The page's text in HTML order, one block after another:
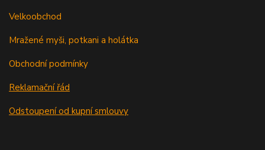
Velkoobchod
Mražené myši, potkani a holátka
Obchodní podmínky
Reklamační řád
Odstoupení od kupní smlouvy